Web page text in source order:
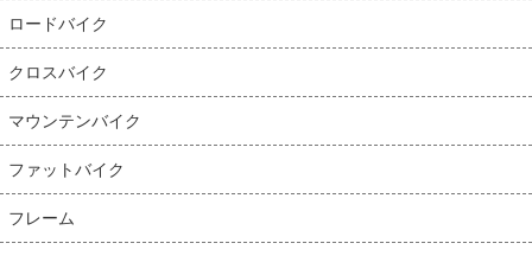
ロードバイク
クロスバイク
マウンテンバイク
ファットバイク
フレーム